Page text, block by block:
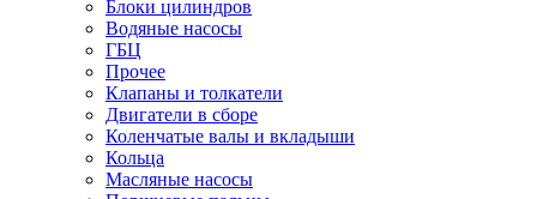
Блоки цилиндров
Водяные насосы
ГБЦ
Прочее
Клапаны и толкатели
Двигатели в сборе
Коленчатые валы и вкладыши
Кольца
Масляные насосы